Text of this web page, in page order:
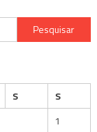
Pesquisar
por:
S
S
1